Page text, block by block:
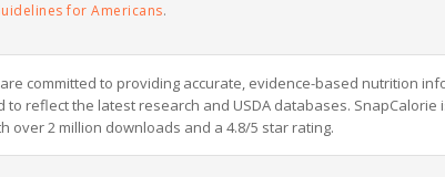
for Americans.
committed to providing accurate, evidence-based nutrition
to reflect the latest research and USDA databases. SnapCalorie
over 2 million downloads and a 4.8/5 star rating.